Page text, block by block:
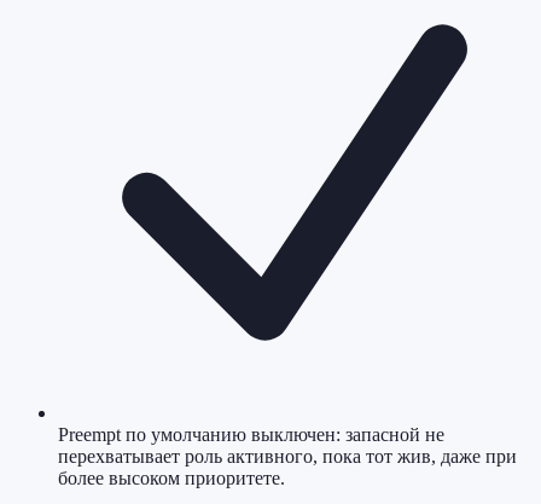
Preempt по умолчанию выключен: запасной не
перехватывает роль активного, пока тот жив, даже при
более высоком приоритете.